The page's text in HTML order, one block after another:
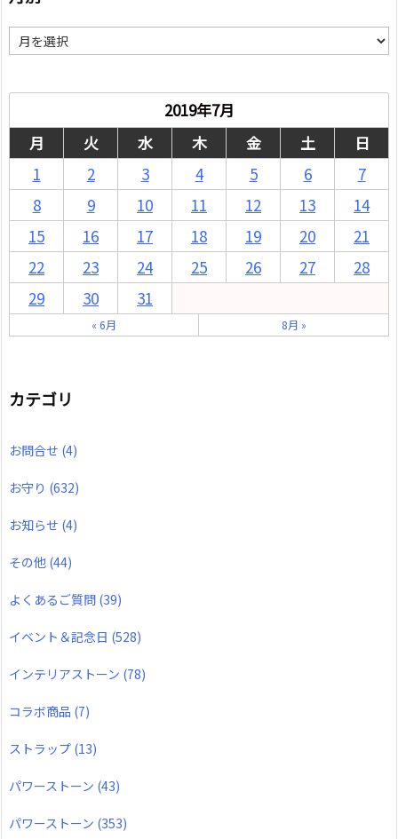
別
2019年7月
月
火 水 木 金 土
日
1
2 3 4 5 6
7
8
9 10 11 12 13
14
15
16 17 18 19 20
21
22
23 24 25 26 27
28
29
30 31
« 6月 8月 »
カテゴリ
お問合せ (4)
お守り (632)
お知らせ (4)
その他 (44)
よくあるご質問 (39)
イベント＆記念日 (528)
インテリアストーン (78)
コラボ商品 (7)
ストラップ (13)
パワーストーン (43)
パワーストーン (353)